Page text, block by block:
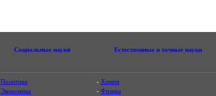
Социальные науки Естественные и точные науки
Политика
Экономика
- Химия
- Физика